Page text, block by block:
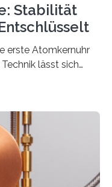
Stabilität
erste Atomkernuhr
lässt sich
Thorium-
man jahrzehntelang
2024 gelang
Durchbruch: